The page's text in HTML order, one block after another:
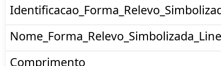
Comprimento